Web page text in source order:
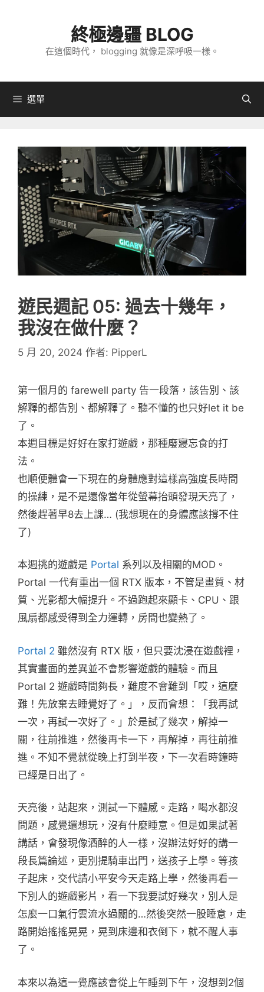
內
終極邊疆 BLOG
在這個時代， blogging 就像是深呼吸一樣。
選單
遊民週記 05: 過去十幾年，
我沒在做什麼？
5 月 20, 2024 作者: PipperL
第一個月的 farewell party 告一段落，該告別、該
解釋的都告別、都解釋了。聽不懂的也只好let it be
了。
本週目標是好好在家打遊戲，那種廢寢忘食的打
法。
也順便體會一下現在的身體應對這樣高強度長時間
的操練，是不是還像當年從螢幕抬頭發現天亮了，
然後趕著早8去上課… (我想現在的身體應該撐不住
了)
本週挑的遊戲是 Portal 系列以及相關的MOD。
Portal 一代有重出一個 RTX 版本，不管是畫質、材
質、光影都大幅提升。不過跑起來顯卡、CPU、跟
風扇都感受得到全力運轉，房間也變熱了。
Portal 2 雖然沒有 RTX 版，但只要沈浸在遊戲裡，
其實畫面的差異並不會影響遊戲的體驗。而且
Portal 2 遊戲時間夠長，難度不會難到「哎，這麼
難！先放棄去睡覺好了。」，反而會想：「我再試
一次，再試一次好了。」於是試了幾次，解掉一
關，往前推進，然後再卡一下，再解掉，再往前推
進。不知不覺就從晚上打到半夜，下一次看時鐘時
已經是日出了。
天亮後，站起來，測試一下體感。走路，喝水都沒
問題，感覺還想玩，沒有什麼睡意。但是如果試著
講話，會發現像酒醉的人一樣，沒辦法好好的講一
段長篇論述，更別提騎車出門，送孩子上學。等孩
子起床，交代請小平安今天走路上學，然後再看一
下別人的遊戲影片，看一下我要試好幾次，別人是
怎麼一口氣行雲流水過關的…然後突然一股睡意，走
路開始搖搖晃晃，晃到床邊和衣倒下，就不醒人事
了。
本來以為這一覺應該會從上午睡到下午，沒想到2個